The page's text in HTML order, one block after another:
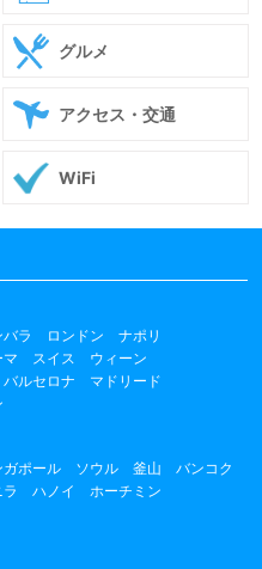
グルメ
アクセス・交通
WiFi
ラ ロンドン
ナポリ
マ スイス
ウィーン
バルセロナ
マドリード
ガポール ソウル 釜山
バンコク
ハノイ
ホーチミン